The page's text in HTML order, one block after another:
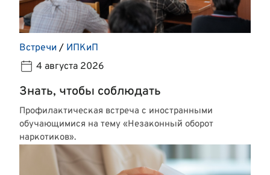
Встречи / ИПКиП
4 августа 2026
Знать, чтобы соблюдать
Профилактическая встреча с иностранными
обучающимися на тему «Незаконный оборот
наркотиков».